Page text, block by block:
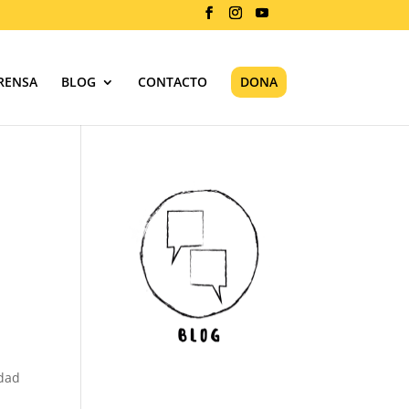
BLOG CONTACTO DONA